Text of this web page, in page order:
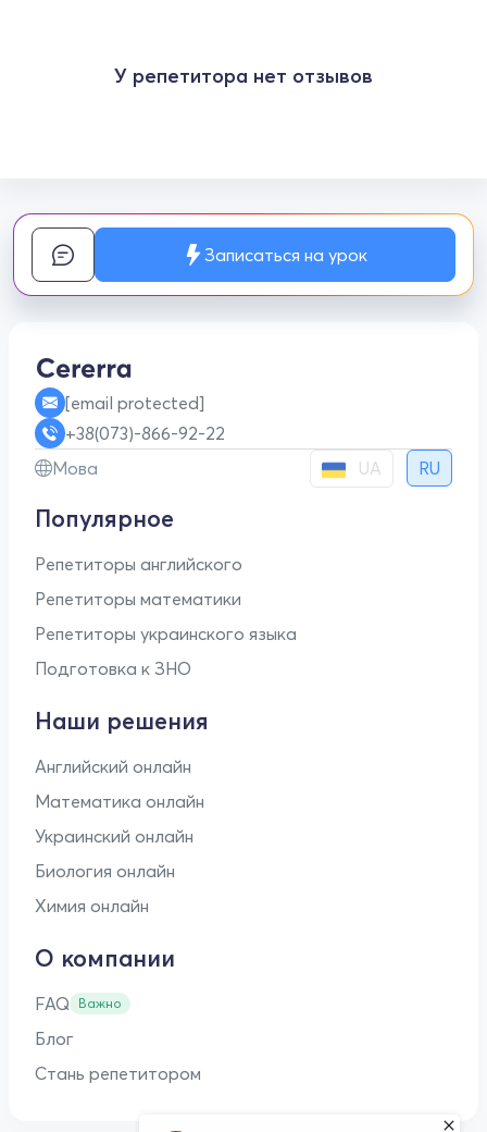
У репетитора нет отзывов
Записаться на урок
[email protected]
+38(073)-866-92-22
Мова
UA RU
Популярное
Репетиторы английского
Репетиторы математики
Репетиторы украинского языка
Подготовка к ЗНО
Наши решения
Английский онлайн
Математика онлайн
Украинский онлайн
Биология онлайн
Химия онлайн
О компании
FAQ Важно
Блог
Стань репетитором